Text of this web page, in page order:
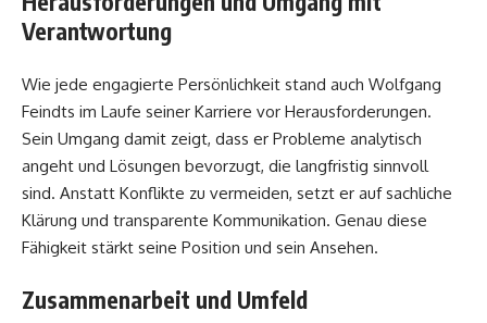
Verantwortung
Wie jede engagierte Persönlichkeit stand auch Wolfgang
Feindts im Laufe seiner Karriere vor Herausforderungen.
Sein Umgang damit zeigt, dass er Probleme analytisch
angeht und Lösungen bevorzugt, die langfristig sinnvoll
sind. Anstatt Konflikte zu vermeiden, setzt er auf sachliche
Klärung und transparente Kommunikation. Genau diese
Fähigkeit stärkt seine Position und sein Ansehen.
Zusammenarbeit und Umfeld